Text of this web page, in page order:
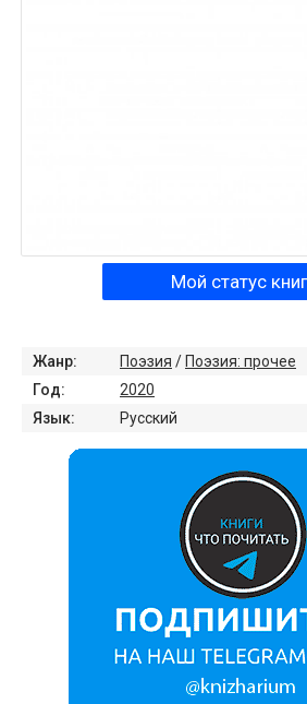
Мой статус
Жанр: Поэзия / Поэзия: прочее
Год:
2020
Язык:
Русский